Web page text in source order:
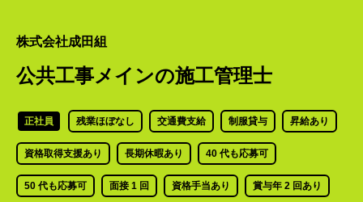
株式会社成田組
公共工事メインの施工管理士
正社員 残業ほぼなし 交通費支給 制服貸与 昇給あり
資格取得支援あり 長期休暇あり 40 代も応募可
50 代も応募可 面接 1 回 資格手当あり 賞与年 2 回あり